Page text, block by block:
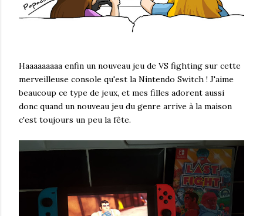
Haaaaaaaaa enfin un nouveau jeu de VS fighting sur cette
merveilleuse console qu'est la Nintendo Switch ! J'aime
beaucoup ce type de jeux, et mes filles adorent aussi
donc quand un nouveau jeu du genre arrive à la maison
c'est toujours un peu la fête.